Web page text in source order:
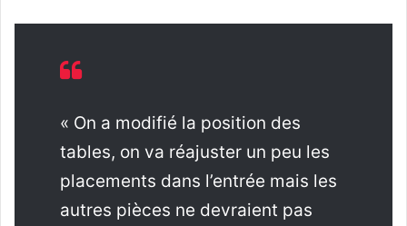
« On a modifié la position des
tables, on va réajuster un peu les
placements dans l’entrée mais les
autres pièces ne devraient pas